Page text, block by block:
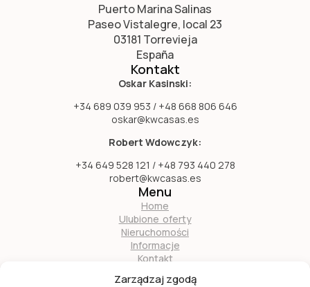
Zarządzaj zgodą
Puerto Marina Salinas
Paseo Vistalegre, local 23
03181 Torrevieja
España
Kontakt
Oskar Kasinski:
+34 689 039 953 / +48 668 806 646
oskar@kwcasas.es
Robert Wdowczyk:
+34 649 528 121 / +48 793 440 278
robert@kwcasas.es
Menu
Home
Ulubione oferty
Nieruchomości
Informacje
Kontakt